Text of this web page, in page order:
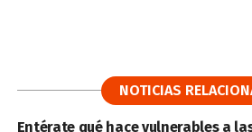
NOTICIAS
Entérate qué hace vulnerables a